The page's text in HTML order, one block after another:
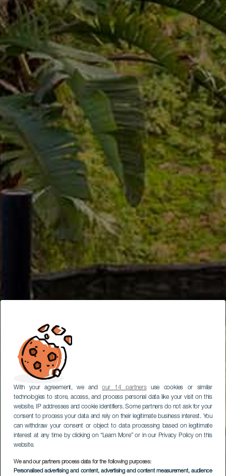
With your agreement, we andour 14 partnersuse cookies or similar
technologies to store, access, and process personal data like your visit on this
website, IP addresses and cookie identifiers. Some partners do not ask for your
consent to process your data and rely on their legitimate business interest. You
can withdraw your consent or object to data processing based on legitimate
interest at any time by clicking on “Learn More” or in our Privacy Policy on this
website.
We and our partners process data for the following purposes:
Personalised advertising and content, advertising and content measurement, audience